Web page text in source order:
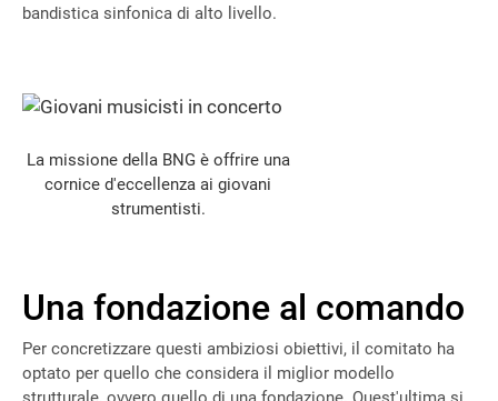
bandistica sinfonica di alto livello.
La missione della BNG è offrire una
cornice d'eccellenza ai giovani
strumentisti.
Una fondazione al comando
Per concretizzare questi ambiziosi obiettivi, il comitato ha
optato per quello che considera il miglior modello